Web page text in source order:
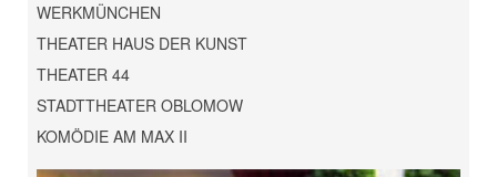
WERKMÜNCHEN
THEATER HAUS DER KUNST
THEATER 44
STADTTHEATER OBLOMOW
KOMÖDIE AM MAX II